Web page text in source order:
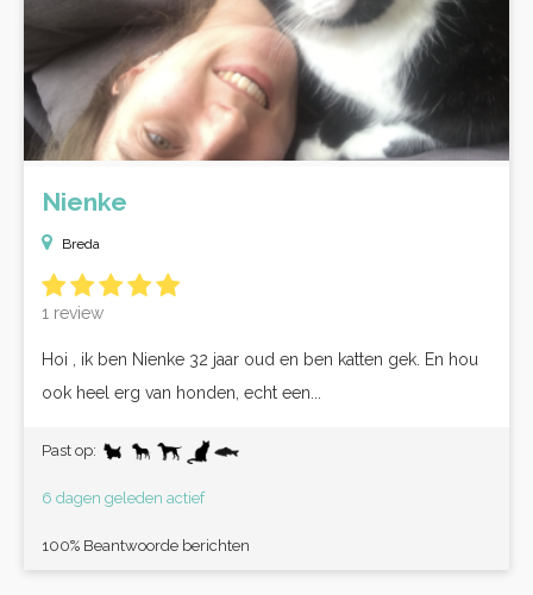
Nienke
Breda
1 review
Hoi , ik ben Nienke 32 jaar oud en ben katten gek. En hou
ook heel erg van honden, echt een...
Past op:
6 dagen geleden actief
100% Beantwoorde berichten